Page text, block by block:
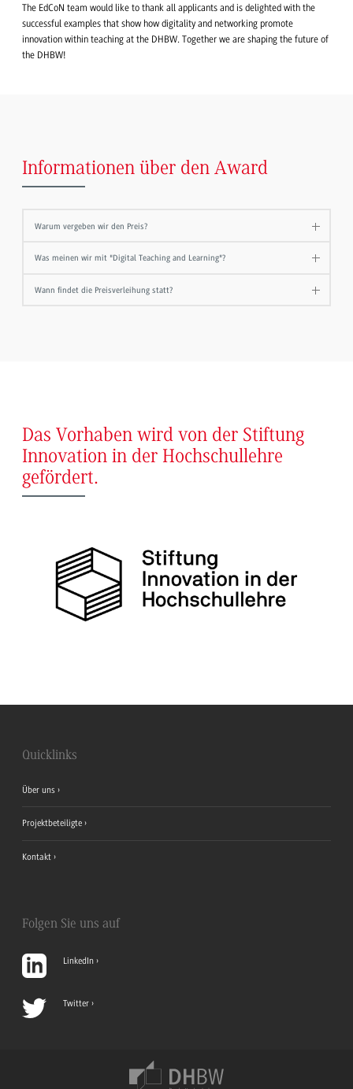
The EdCoN team would like to thank all applicants and is delighted with the
successful examples that show how digitality and networking promote
innovation within teaching at the DHBW. Together we are shaping the future of
the DHBW!
Informationen über den Award
Warum vergeben wir den Preis?
Was meinen wir mit "Digital Teaching and Learning"?
Wann findet die Preisverleihung statt?
Das Vorhaben wird von der Stiftung
Innovation in der Hochschullehre
gefördert.
Quicklinks
Über uns
Projektbeteiligte
Kontakt
Folgen Sie uns auf
LinkedIn
Twitter